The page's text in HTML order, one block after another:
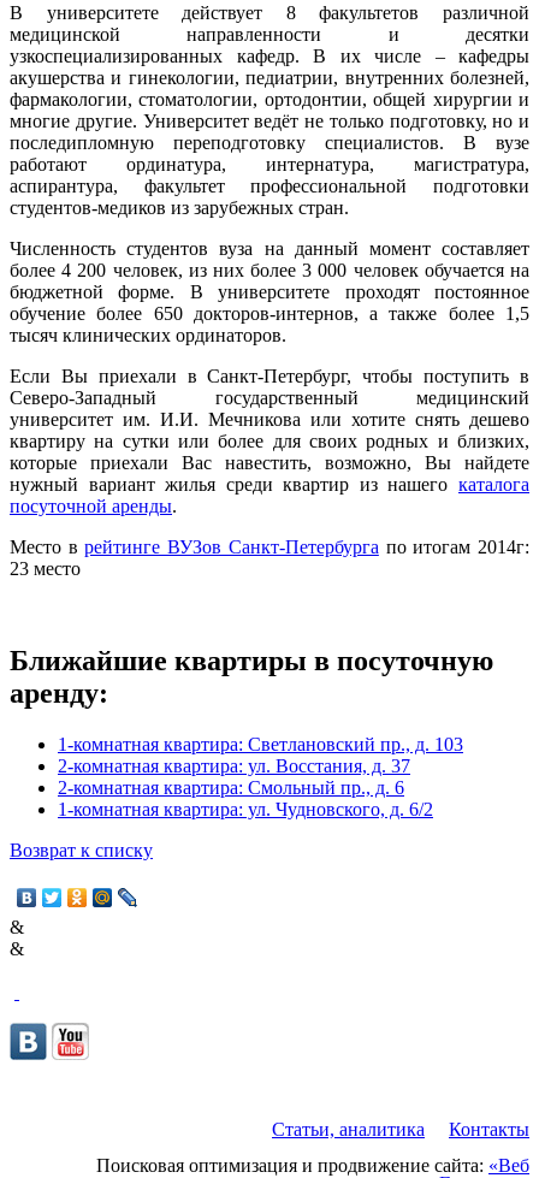
В университете действует 8 факультетов различной
медицинской направленности и десятки
узкоспециализированных кафедр. В их числе – кафедры
акушерства и гинекологии, педиатрии, внутренних болезней,
фармакологии, стоматологии, ортодонтии, общей хирургии и
многие другие. Университет ведёт не только подготовку, но и
последипломную переподготовку специалистов. В вузе
работают ординатура, интернатура, магистратура,
аспирантура, факультет профессиональной подготовки
студентов-медиков из зарубежных стран.
Численность студентов вуза на данный момент составляет
более 4 200 человек, из них более 3 000 человек обучается на
бюджетной форме. В университете проходят постоянное
обучение более 650 докторов-интернов, а также более 1,5
тысяч клинических ординаторов.
Если Вы приехали в Санкт-Петербург, чтобы поступить в
Северо-Западный государственный медицинский
университет им. И.И. Мечникова или хотите снять дешево
квартиру на сутки или более для своих родных и близких,
которые приехали Вас навестить, возможно, Вы найдете
нужный вариант жилья среди квартир из нашего каталога
посуточной аренды.
Место врейтинге ВУЗов Санкт-Петербурга по итогам 2014г:
23 место
Ближайшие квартиры в посуточную
аренду:
1-комнатная квартира: Светлановский пр., д. 103
2-комнатная квартира: ул. Восстания, д. 37
2-комнатная квартира: Смольный пр., д. 6
1-комнатная квартира: ул. Чудновского, д. 6/2
Возврат к списку
&
&
Статьи, аналитика
Контакты
Поисковая оптимизация и продвижение сайта: «Веб